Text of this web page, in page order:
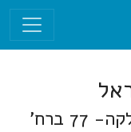
עמאד וורדיס גוש- 29524, חלקה- 77 ברח'